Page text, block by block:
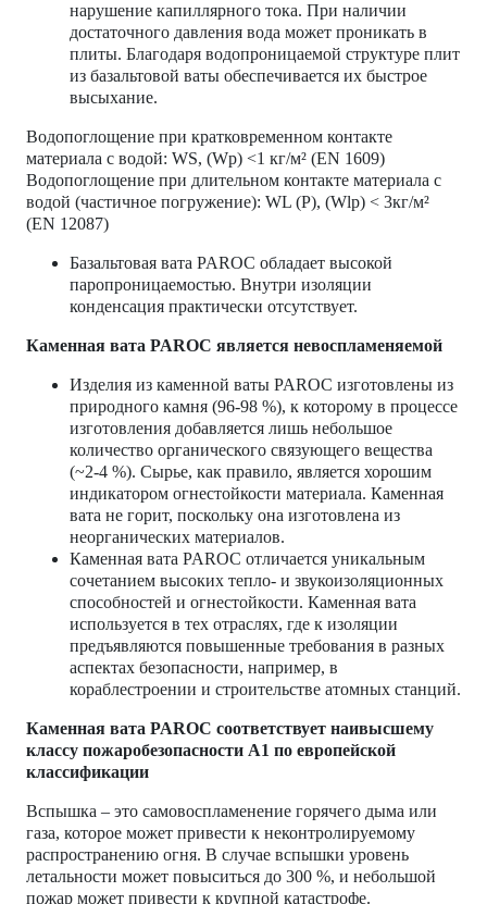
нарушение капиллярного тока. При наличии
достаточного давления вода может проникать в
плиты. Благодаря водопроницаемой структуре плит
из базальтовой ваты обеспечивается их быстрое
высыхание.
Водопоглощение при кратковременном контакте
материала с водой: WS, (Wp) <1 кг/м² (EN 1609)
Водопоглощение при длительном контакте материала с
водой (частичное погружение): WL (P), (Wlp) < 3кг/м²
(EN 12087)
Базальтовая вата PAROC обладает высокой
паропроницаемостью. Внутри изоляции
конденсация практически отсутствует.
Каменная вата PAROC является невоспламеняемой
Изделия из каменной ваты PAROC изготовлены из
природного камня (96-98 %), к которому в процессе
изготовления добавляется лишь небольшое
количество органического связующего вещества
(~2-4 %). Сырье, как правило, является хорошим
индикатором огнестойкости материала. Каменная
вата не горит, поскольку она изготовлена из
неорганических материалов.
Каменная вата PAROC отличается уникальным
сочетанием высоких тепло- и звукоизоляционных
способностей и огнестойкости. Каменная вата
используется в тех отраслях, где к изоляции
предъявляются повышенные требования в разных
аспектах безопасности, например, в
кораблестроении и строительстве атомных станций.
Каменная вата PAROC соответствует наивысшему
классу пожаробезопасности A1 по европейской
классификации
Вспышка – это самовоспламенение горячего дыма или
газа, которое может привести к неконтролируемому
распространению огня. В случае вспышки уровень
летальности может повыситься до 300 %, и небольшой
пожар может привести к крупной катастрофе.